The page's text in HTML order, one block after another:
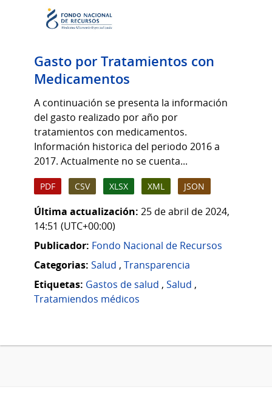
Gasto por Tratamientos con
Medicamentos
A continuación se presenta la información
del gasto realizado por año por
tratamientos con medicamentos.
Información historica del periodo 2016 a
2017. Actualmente no se cuenta...
PDF CSV XLSX XML JSON
Última actualización: 25 de abril de 2024,
14:51 (UTC+00:00)
Publicador: Fondo Nacional de Recursos
Categorias: Salud , Transparencia
Etiquetas: Gastos de salud , Salud ,
Tratamiendos médicos